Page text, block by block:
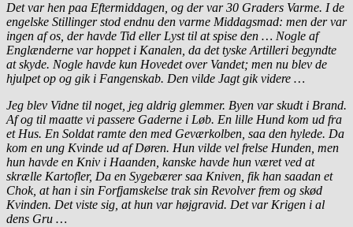
Det var hen paa Eftermiddagen, og der var 30 Graders Varme. I de
engelske Stillinger stod endnu den varme Middagsmad: men der var
ingen af os, der havde Tid eller Lyst til at spise den … Nogle af
Englænderne var hoppet i Kanalen, da det tyske Artilleri begyndte
at skyde. Nogle havde kun Hovedet over Vandet; men nu blev de
hjulpet op og gik i Fangenskab. Den vilde Jagt gik videre …
Jeg blev Vidne til noget, jeg aldrig glemmer. Byen var skudt i Brand.
Af og til maatte vi passere Gaderne i Løb. En lille Hund kom ud fra
et Hus. En Soldat ramte den med Geværkolben, saa den hylede. Da
kom en ung Kvinde ud af Døren. Hun vilde vel frelse Hunden, men
hun havde en Kniv i Haanden, kanske havde hun været ved at
skrælle Kartofler, Da en Sygebærer saa Kniven, fik han saadan et
Chok, at han i sin Forfjamskelse trak sin Revolver frem og skød
Kvinden. Det viste sig, at hun var højgravid. Det var Krigen i al
dens Gru …